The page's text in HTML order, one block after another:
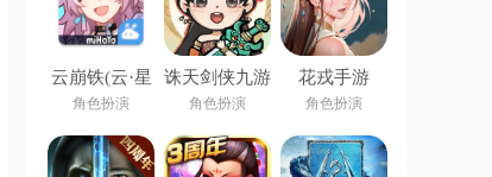
云崩铁(云·星
穹铁道)
角色扮演
诛天剑侠九游
版
角色扮演
花戎手游
角色扮演